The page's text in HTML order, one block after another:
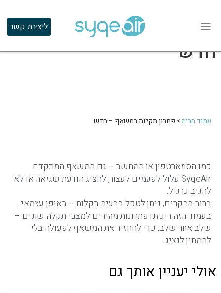
ליצירת קשר
פתרון תקלות במשאף –
חדש
עמוד הבית> פתרון תקלות במשאף – חדש
כמו הסמארטפון או המחשב – גם המשאף המתקדם
SyqeAir עלול לפעמים לעצור, להציג הודעת שגיאה או לא
להגיב כרגיל.
ברוב המקרים, ניתן לטפל בבעיה בקלות – באופן עצמאי.
בעמוד הזה ריכזנו פתרונות מהירים למצבי תקלה שונים –
שלב אחר שלב, כדי להחזיר את המשאף לפעולה בלי
להמתין לנציג.
אולי יעניין אותך גם